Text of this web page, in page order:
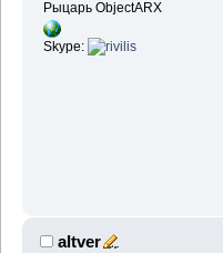
Рыцарь ObjectARX
Skype:
altver